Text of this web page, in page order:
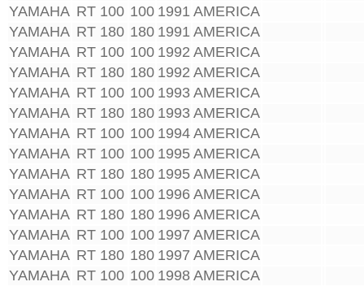
YAMAHA RT 100 100 1991 AMERICA
YAMAHA RT 180 180 1991 AMERICA
YAMAHA RT 100 100 1992 AMERICA
YAMAHA RT 180 180 1992 AMERICA
YAMAHA RT 100 100 1993 AMERICA
YAMAHA RT 180 180 1993 AMERICA
YAMAHA RT 100 100 1994 AMERICA
YAMAHA RT 100 100 1995 AMERICA
YAMAHA RT 180 180 1995 AMERICA
YAMAHA RT 100 100 1996 AMERICA
YAMAHA RT 180 180 1996 AMERICA
YAMAHA RT 100 100 1997 AMERICA
YAMAHA RT 180 180 1997 AMERICA
YAMAHA RT 100 100 1998 AMERICA